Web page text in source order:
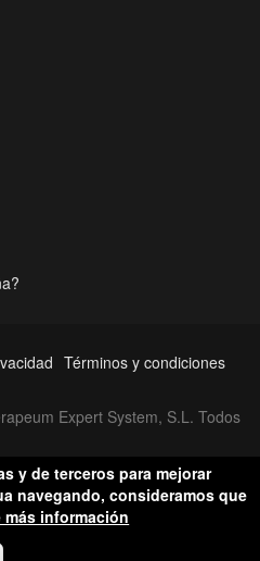
Términos y condiciones
Expert System, S.L. Todos
y de terceros para mejorar
navegando, consideramos que
más información